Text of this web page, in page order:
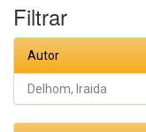
Filtrar
Autor
Delhom, Iraida